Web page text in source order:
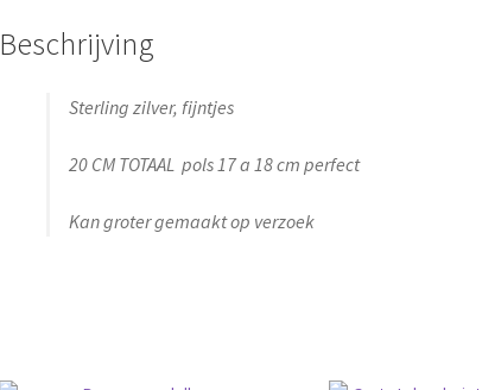
Beschrijving
Sterling zilver, fijntjes
20 CM TOTAAL pols 17 a 18 cm perfect
Kan groter gemaakt op verzoek